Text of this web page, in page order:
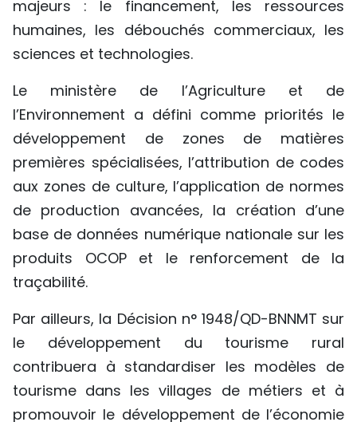
majeurs : le financement, les ressources
humaines, les débouchés commerciaux, les
sciences et technologies.
Le ministère de l’Agriculture et de
l’Environnement a défini comme priorités le
développement de zones de matières
premières spécialisées, l’attribution de codes
aux zones de culture, l’application de normes
de production avancées, la création d’une
base de données numérique nationale sur les
produits OCOP et le renforcement de la
traçabilité.
Par ailleurs, la Décision n° 1948/QD-BNNMT sur
le développement du tourisme rural
contribuera à standardiser les modèles de
tourisme dans les villages de métiers et à
promouvoir le développement de l’économie